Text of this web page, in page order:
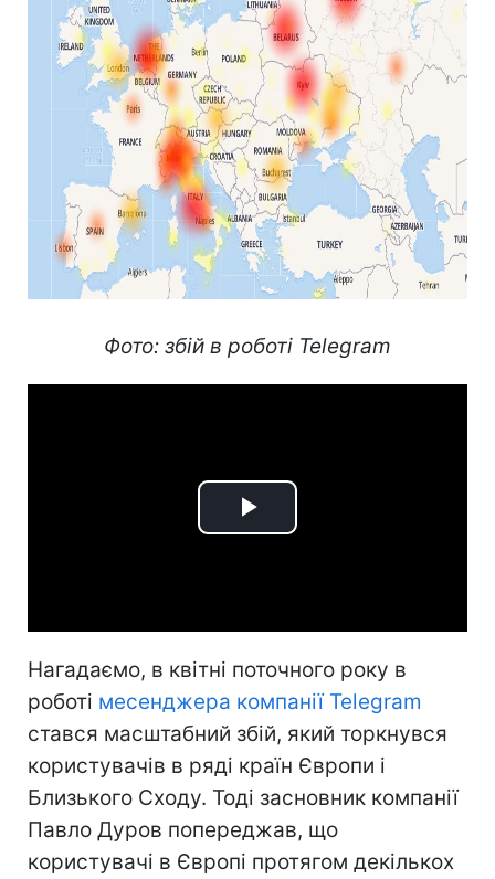
Фото: збій в роботі Telegram
Play
Нагадаємо, в квітні поточного року в
роботі месенджера компанії Telegram
стався масштабний збій, який торкнувся
користувачів в ряді країн Європи і
Близького Сходу. Тоді засновник компанії
Павло Дуров попереджав, що
користувачі в Європі протягом декількох